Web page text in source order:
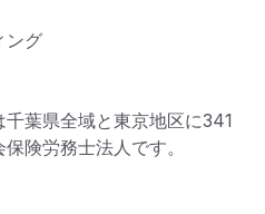
ング
葉県全域と東京地区に341
険労務士法人です。